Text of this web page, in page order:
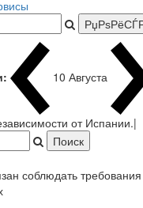
10 Августа
от Исп|
соблюдать